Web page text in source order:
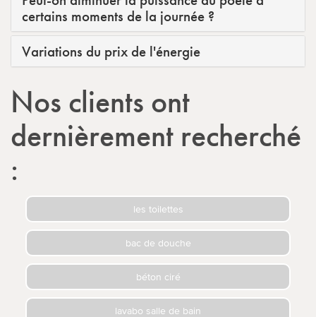
certains moments de la journée ?
Variations du prix de l'énergie
Nos clients ont
dernièrement recherché
:
les toilettes
bac de douche
béton ciré
lavabo salle de bain